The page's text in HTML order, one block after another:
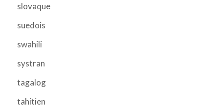
slovaque
suedois
swahili
systran
tagalog
tahitien